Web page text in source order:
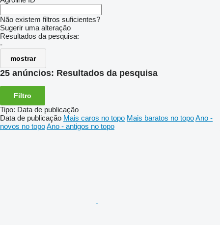
Não existem filtros suficientes?
Sugerir uma alteração
Resultados da pesquisa:
-
mostrar
25 anúncios: Resultados da pesquisa
Filtro
Tipo: Data de publicação
Data de publicação Mais caros no topo Mais baratos no topoAno -
novos no topoAno - antigos no topo